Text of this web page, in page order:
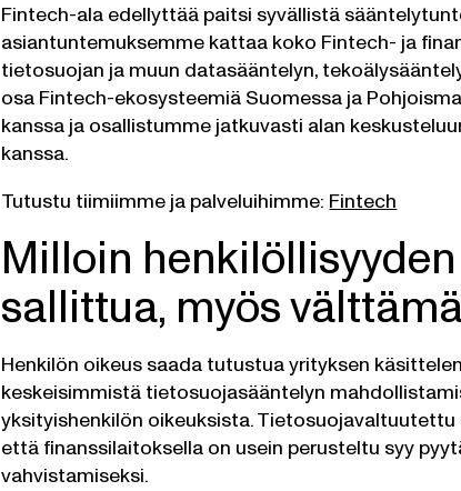
Fintech-ala edellyttää paitsi syvällistä
asiantuntemuksemme kattaa koko Fintech- ja
tietosuojan ja muun datasääntelyn,
osa Fintech-ekosysteemiä Suomessa ja
kanssa ja osallistumme jatkuvasti alan
kanssa.
Tutustu tiimiimme ja palveluihimme:Fintech
Milloin
sallittua, myös
Henkilön oikeus saada tutustua yrityksen
keskeisimmistä tietosuojasääntelyn
yksityishenkilön oikeuksista.
että finanssilaitoksella on usein perusteltu syy
vahvistamiseksi.